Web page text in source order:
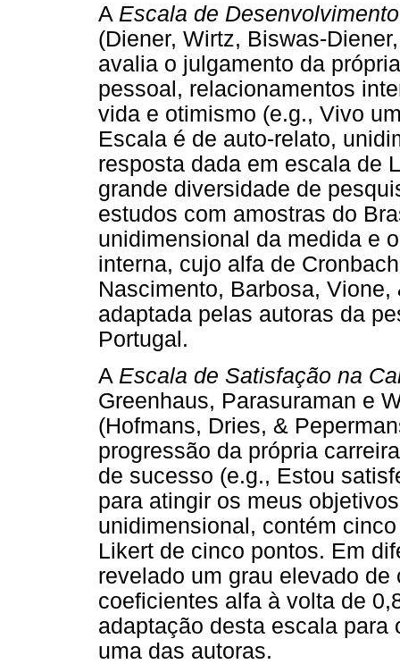
A Escala de
(Diener, Wirtz, Biswas-
avalia o julgamento da
pessoal, relacionamentos
vida e otimismo (e.g., Vivo
Escala é de auto-relato,
resposta dada em escala de
grande diversidade de
estudos com amostras do
unidimensional da medida e
interna, cujo alfa de
Nascimento, Barbosa,
adaptada pelas autoras da
Portugal.
A Escala de Satisfação na
Greenhaus, Parasuraman e
(Hofmans, Dries, &
progressão da própria
de sucesso (e.g., Estou
para atingir os meus
unidimensional, contém
Likert de cinco pontos. Em
revelado um grau elevado
coeficientes alfa à volta de
adaptação desta escala para
uma das autoras.